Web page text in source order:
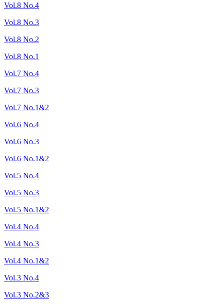
Vol.8 No.4
Vol.8 No.3
Vol.8 No.2
Vol.8 No.1
Vol.7 No.4
Vol.7 No.3
Vol.7 No.1&2
Vol.6 No.4
Vol.6 No.3
Vol.6 No.1&2
Vol.5 No.4
Vol.5 No.3
Vol.5 No.1&2
Vol.4 No.4
Vol.4 No.3
Vol.4 No.1&2
Vol.3 No.4
Vol.3 No.2&3